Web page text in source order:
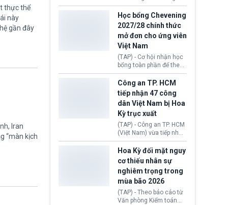
thực thể
này
gần đây
Iran
“màn kịch
lên lo ngại về việc thực
thi Thỏa thuận Rút khỏi
Liên minh châu Âu
(Withdrawal
Agreement).
sớm đạt thỏa thuận với
Iran nhằm mở lại eo biển
Hormuz, mở đường cho
việc khôi phục hoạt
động hàng hải. Những
tín hiệu ngoại giao tích
cực này lập tức tác động
đến thị trường năng
lượng, kéo giá dầu thế
giới lùi sâu xuống dưới
mức 80 USD/thùng.
Học bổng Chevening
2027/28 chính thức
mở đơn cho ứng viên
Việt Nam
(TAP) - Cơ hội nhận học
bổng toàn phần để theo
học chương trình thạc sĩ
tại Vương quốc Anh đã
chính thức quay trở lại.
Học bổng Chevening
2027/28 của Chính phủ
Anh vừa mở cổng ứng
tuyển dành riêng ứng
viên Việt Nam, hỗ trợ
toàn bộ chi phí học tập
cùng nhiều quyền lợi
trong suốt một năm
học.
Công an TP. HCM
tiếp nhận 47 công
dân Việt Nam bị Hoa
Kỳ trục xuất
(TAP) - Công an TP. HCM
(Việt Nam) vừa tiếp nhận
47 công dân Việt Nam bị
Hoa Kỳ trục xuất về
nước. Đây là đợt có số
lượng lớn nhất từ đầu
năm 2026 đến nay, phản
ánh xu hướng gia tăng
các trường hợp trục
xuất.
Hoa Kỳ đối mặt nguy
cơ thiếu nhân sự
nghiêm trọng trong
mùa bão 2026
(TAP) - Theo báo cáo từ
Văn phòng Kiểm toán